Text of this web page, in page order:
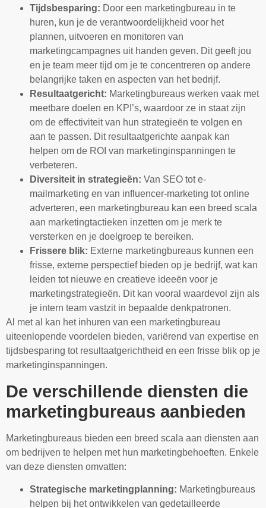
Tijdsbesparing: Door een marketingbureau in te
huren, kun je de verantwoordelijkheid voor het
plannen, uitvoeren en monitoren van
marketingcampagnes uit handen geven. Dit geeft jou
en je team meer tijd om je te concentreren op andere
belangrijke taken en aspecten van het bedrijf.
Resultaatgericht: Marketingbureaus werken vaak met
meetbare doelen en KPI’s, waardoor ze in staat zijn
om de effectiviteit van hun strategieën te volgen en
aan te passen. Dit resultaatgerichte aanpak kan
helpen om de ROI van marketinginspanningen te
verbeteren.
Diversiteit in strategieën: Van SEO tot e-
mailmarketing en van influencer-marketing tot online
adverteren, een marketingbureau kan een breed scala
aan marketingtactieken inzetten om je merk te
versterken en je doelgroep te bereiken.
Frissere blik: Externe marketingbureaus kunnen een
frisse, externe perspectief bieden op je bedrijf, wat kan
leiden tot nieuwe en creatieve ideeën voor je
marketingstrategieën. Dit kan vooral waardevol zijn als
je intern team vastzit in bepaalde denkpatronen.
Al met al kan het inhuren van een marketingbureau
uiteenlopende voordelen bieden, variërend van expertise en
tijdsbesparing tot resultaatgerichtheid en een frisse blik op je
marketinginspanningen.
De verschillende diensten die
marketingbureaus aanbieden
Marketingbureaus bieden een breed scala aan diensten aan
om bedrijven te helpen met hun marketingbehoeften. Enkele
van deze diensten omvatten:
Strategische marketingplanning: Marketingbureaus
helpen bij het ontwikkelen van gedetailleerde